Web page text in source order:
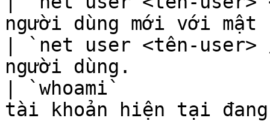
người dùng mới với
| `net user <tên-
người dùng.
| `whoami`
tài khoản hiện tại